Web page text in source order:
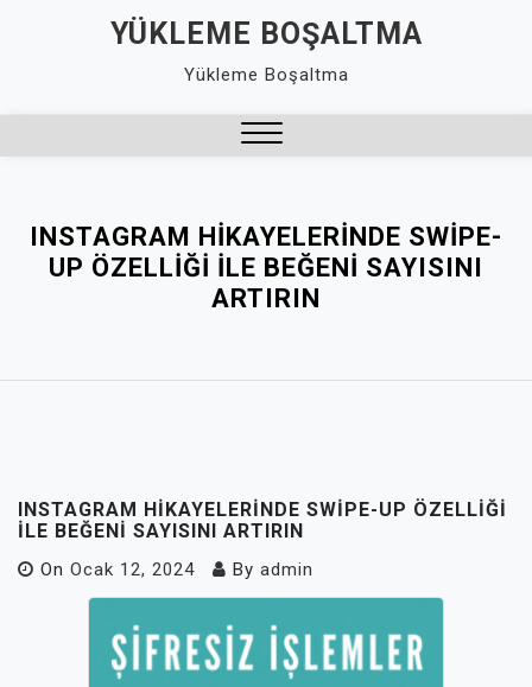
YÜKLEME BOŞALTMA
Yükleme Boşaltma
INSTAGRAM HIKAYELERINDE SWIPE-
UP ÖZELLIĞI ILE BEĞENI SAYISINI
ARTIRIN
INSTAGRAM HIKAYELERINDE SWIPE-UP ÖZELLIĞI
ILE BEĞENI SAYISINI ARTIRIN
On Ocak 12, 2024 By admin